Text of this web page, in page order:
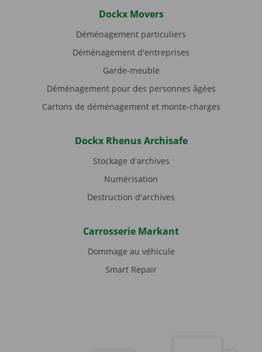
Dockx Movers
Déménagement particuliers
Déménagement d'entreprises
Garde-meuble
Déménagement pour des personnes âgées
Cartons de déménagement et monte-charges
Dockx Rhenus Archisafe
Stockage d'archives
Numérisation
Destruction d'archives
Carrosserie Markant
Dommage au véhicule
Smart Repair